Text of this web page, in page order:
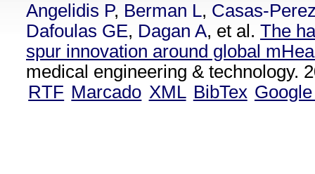
Angelidis P, Berman L, Casas-
Dafoulas GE, Dagan A, et al. The
spur innovation around global
medical engineering & technology.
RTF Marcado XML BibTex